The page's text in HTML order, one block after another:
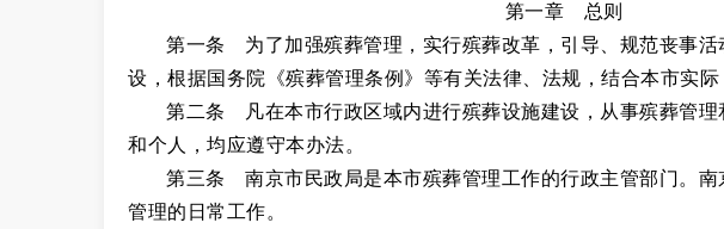
第一章 总则
第一条 为了加强殡葬管理，实行殡葬改革，引导、规范丧事活
设，根据国务院《殡葬管理条例》等有关法律、法规，结合本市实际
第二条 凡在本市行政区域内进行殡葬设施建设，从事殡葬管理
和个人，均应遵守本办法。
第三条 南京市民政局是本市殡葬管理工作的行政主管部门。南
管理的日常工作。